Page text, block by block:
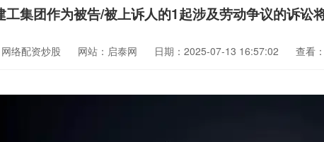
工集团作为被告/被上诉人的1起涉及劳动争议的诉讼
络配资炒股 网站：启泰网 日期：2025-07-13 16:57:02 查看